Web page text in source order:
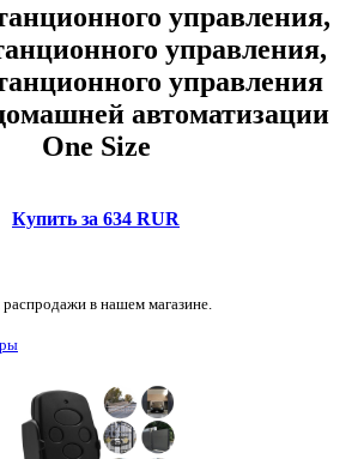
управления,
управления,
управления
автоматизации
One Size
Купить за 634 RUR
в нашем магазине.